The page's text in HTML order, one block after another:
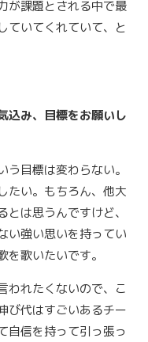
が課題とされる中で最
ていてくれていて、と
込み、目標をお願いし
う目標は変わらない。
たい。もちろん、他大
は思うんですけど、
い強い思いを持ってい
歌いたいです。
われたくないので、こ
び代はすごいあるチー
自信を持って引っ張っ